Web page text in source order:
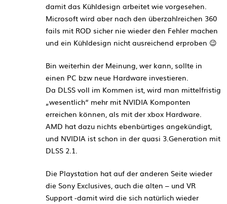
damit das Kühldesign arbeitet wie vorgesehen.
Microsoft wird aber nach den überzahlreichen 360
fails mit ROD sicher nie wieder den Fehler machen
und ein Kühldesign nicht ausreichend erproben 😉
Bin weiterhin der Meinung, wer kann, sollte in
einen PC bzw neue Hardware investieren.
Da DLSS voll im Kommen ist, wird man mittelfristig
„wesentlich“ mehr mit NVIDIA Komponten
erreichen können, als mit der xbox Hardware.
AMD hat dazu nichts ebenbürtiges angekündigt,
und NVIDIA ist schon in der quasi 3.Generation mit
DLSS 2.1.
Die Playstation hat auf der anderen Seite wieder
die Sony Exclusives, auch die alten – und VR
Support -damit wird die sich natürlich wieder